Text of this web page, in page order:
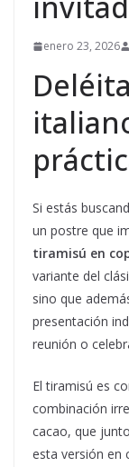
enero 23, 2026
Si estás
un postre que
tiramisú en
variante del
sino que
presentación
reunión o
El tiramisú es
combinación
cacao, que
esta versión en